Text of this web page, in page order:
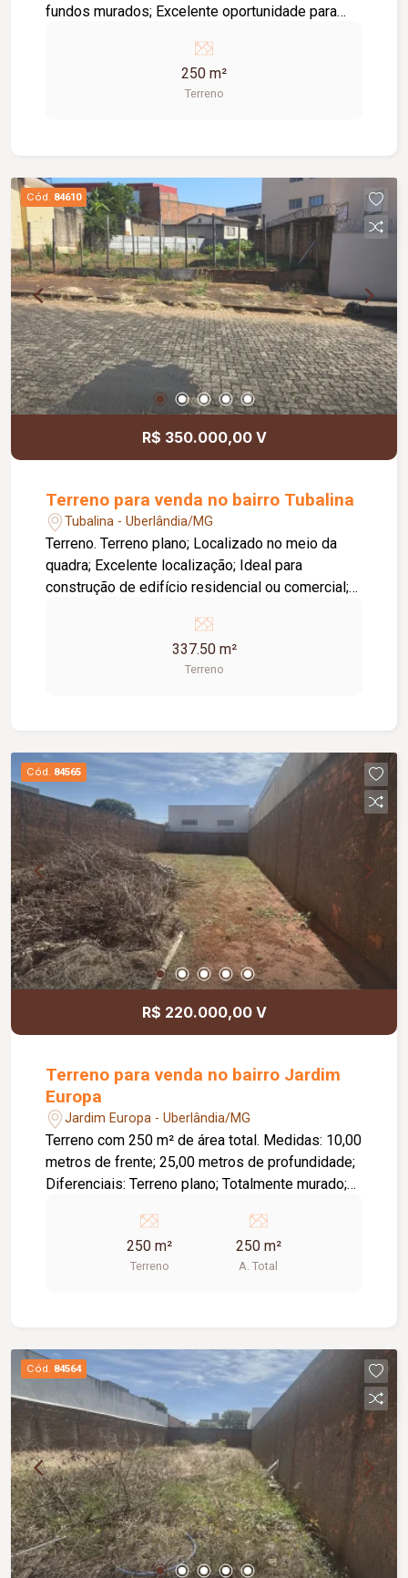
fundos murados; Excelente oportunidade para
250 m²
Terreno
Cód. 84610
R$ 350.000,00 V
Terreno para venda no bairro Tubalina
Tubalina - Uberlândia/MG
Terreno. Terreno plano; Localizado no meio da
quadra; Excelente localização; Ideal para
construção de edifício residencial ou comercial;
grande potencial de valorização.
337.50 m²
Terreno
Cód. 84565
R$ 220.000,00 V
Terreno para venda no bairro Jardim
Europa
Jardim Europa - Uberlândia/MG
Terreno com 250 m² de área total. Medidas: 10,00
metros de frente; 25,00 metros de profundidade;
Diferenciais: Terreno plano; Totalmente murado;
para construir ou investir.
250 m²
Terreno
250 m²
A. Total
Cód. 84564